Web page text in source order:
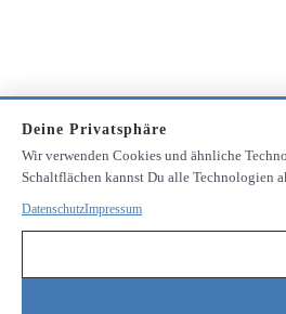
Deine Privatsphäre
Wir verwenden Cookies und ähnliche
Schaltflächen kannst Du alle Technologien
DatenschutzImpressum